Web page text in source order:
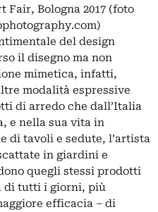
Fair, Bologna 2017 (foto
del design
il disegno ma non
mimetica, infatti,
modalità espressive
di arredo che dall’Italia
e nella sua vita in
di tavoli e sedute, l’artista
in giardini e
quegli stessi prodotti
di tutti i giorni, più
efficacia – di